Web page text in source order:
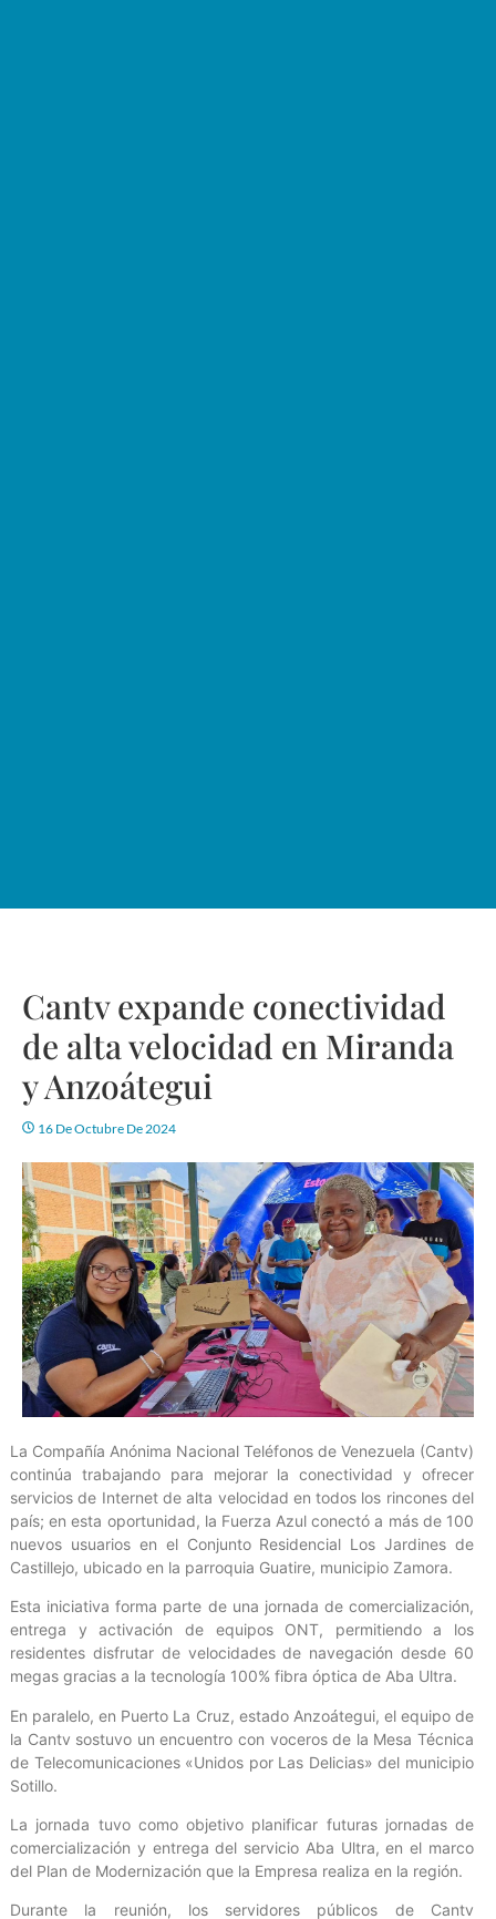
Cantv expande conectividad
de alta velocidad en Miranda
y Anzoátegui
16 De Octubre De 2024
La Compañía Anónima Nacional Teléfonos de Venezuela (Cantv)
continúa trabajando para mejorar la conectividad y ofrecer
servicios de Internet de alta velocidad en todos los rincones del
país; en esta oportunidad, la Fuerza Azul conectó a más de 100
nuevos usuarios en el Conjunto Residencial Los Jardines de
Castillejo, ubicado en la parroquia Guatire, municipio Zamora.
Esta iniciativa forma parte de una jornada de comercialización,
entrega y activación de equipos ONT, permitiendo a los
residentes disfrutar de velocidades de navegación desde 60
megas gracias a la tecnología 100% fibra óptica de Aba Ultra.
En paralelo, en Puerto La Cruz, estado Anzoátegui, el equipo de
la Cantv sostuvo un encuentro con voceros de la Mesa Técnica
de Telecomunicaciones «Unidos por Las Delicias» del municipio
Sotillo.
La jornada tuvo como objetivo planificar futuras jornadas de
comercialización y entrega del servicio Aba Ultra, en el marco
del Plan de Modernización que la Empresa realiza en la región.
Durante la reunión, los servidores públicos de Cantv